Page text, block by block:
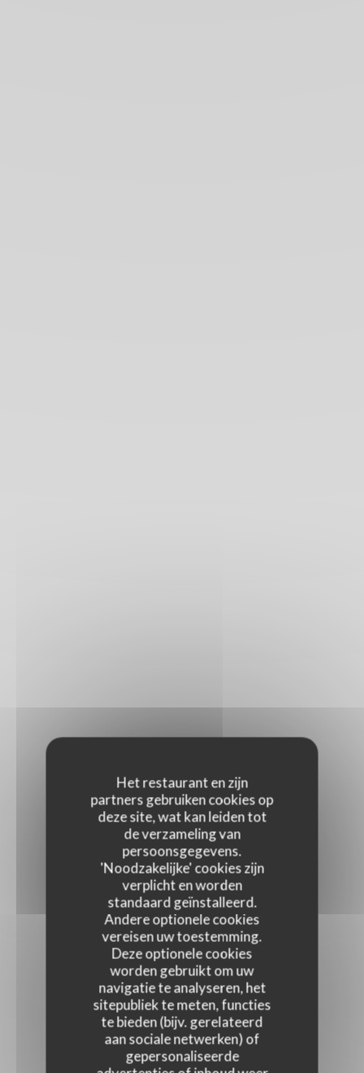
Het restaurant en zijn
partners gebruiken cookies op
deze site, wat kan leiden tot
de verzameling van
persoonsgegevens.
'Noodzakelijke' cookies zijn
verplicht en worden
standaard geïnstalleerd.
Andere optionele cookies
vereisen uw toestemming.
Deze optionele cookies
worden gebruikt om uw
navigatie te analyseren, het
sitepubliek te meten, functies
te bieden (bijv. gerelateerd
aan sociale netwerken) of
gepersonaliseerde